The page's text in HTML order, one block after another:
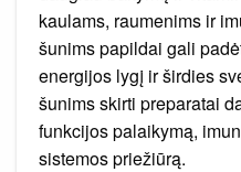
kaulams, raumenims ir
šunims papildai gali
energijos lygį ir širdies
šunims skirti preparatai
funkcijos palaikymą,
sistemos priežiūrą.